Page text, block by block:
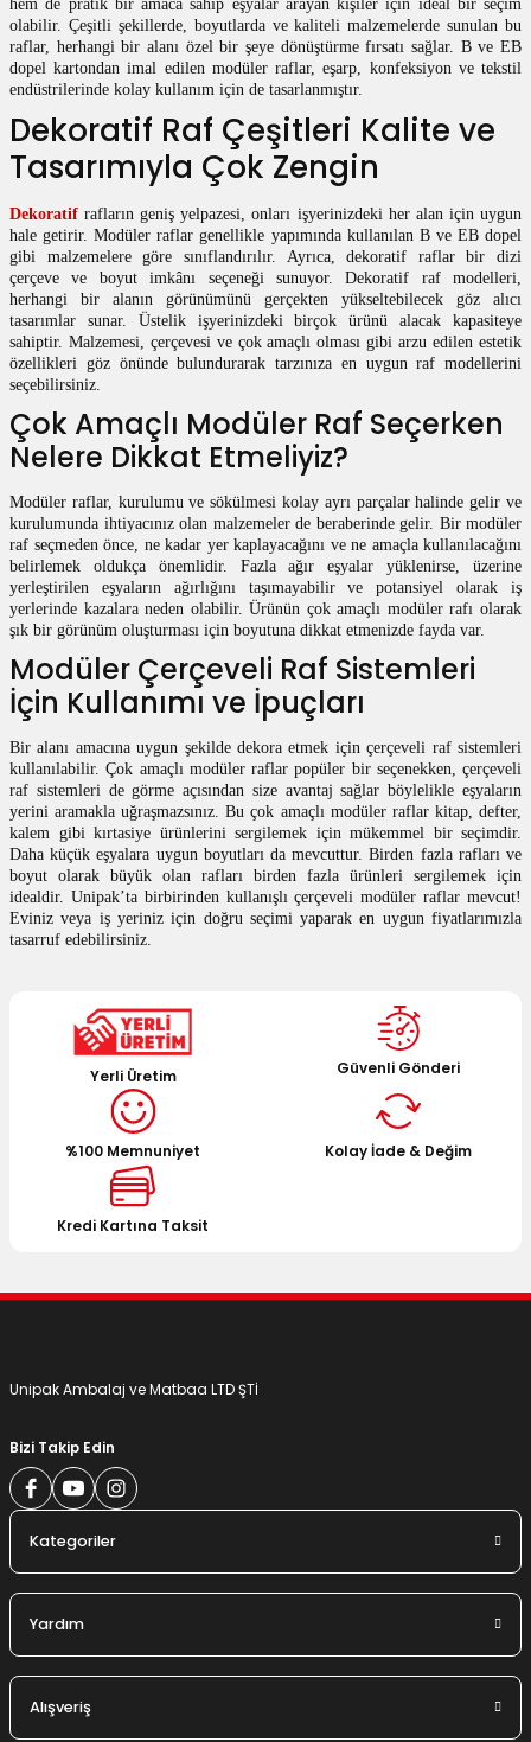
hem de pratik bir amaca sahip eşyalar arayan kişiler için ideal bir seçim
olabilir. Çeşitli şekillerde, boyutlarda ve kaliteli malzemelerde sunulan bu
raflar, herhangi bir alanı özel bir şeye dönüştürme fırsatı sağlar. B ve EB
dopel kartondan imal edilen modüler raflar, eşarp, konfeksiyon ve tekstil
endüstrilerinde kolay kullanım için de tasarlanmıştır.
Dekoratif Raf Çeşitleri Kalite ve
Tasarımıyla Çok Zengin
Dekoratifrafların geniş yelpazesi, onları işyerinizdeki her alan için uygun
hale getirir. Modüler raflar genellikle yapımında kullanılan B ve EB dopel
gibi malzemelere göre sınıflandırılır. Ayrıca, dekoratif raflar bir dizi
çerçeve ve boyut imkânı seçeneği sunuyor. Dekoratif raf modelleri,
herhangi bir alanın görünümünü gerçekten yükseltebilecek göz alıcı
tasarımlar sunar. Üstelik işyerinizdeki birçok ürünü alacak kapasiteye
sahiptir. Malzemesi, çerçevesi ve çok amaçlı olması gibi arzu edilen estetik
özellikleri göz önünde bulundurarak tarzınıza en uygun raf modellerini
seçebilirsiniz.
Çok Amaçlı Modüler Raf Seçerken
Nelere Dikkat Etmeliyiz?
Modüler raflar, kurulumu ve sökülmesi kolay ayrı parçalar halinde gelir ve
kurulumunda ihtiyacınız olan malzemeler de beraberinde gelir. Bir modüler
raf seçmeden önce, ne kadar yer kaplayacağını ve ne amaçla kullanılacağını
belirlemek oldukça önemlidir. Fazla ağır eşyalar yüklenirse, üzerine
yerleştirilen eşyaların ağırlığını taşımayabilir ve potansiyel olarak iş
yerlerinde kazalara neden olabilir. Ürünün çok amaçlı modüler rafı olarak
şık bir görünüm oluşturması için boyutuna dikkat etmenizde fayda var.
Modüler Çerçeveli Raf Sistemleri
İçin Kullanımı ve İpuçları
Bir alanı amacına uygun şekilde dekora etmek için çerçeveli raf sistemleri
kullanılabilir. Çok amaçlı modüler raflar popüler bir seçenekken, çerçeveli
raf sistemleri de görme açısından size avantaj sağlar böylelikle eşyaların
yerini aramakla uğraşmazsınız. Bu çok amaçlı modüler raflar kitap, defter,
kalem gibi kırtasiye ürünlerini sergilemek için mükemmel bir seçimdir.
Daha küçük eşyalara uygun boyutları da mevcuttur. Birden fazla rafları ve
boyut olarak büyük olan rafları birden fazla ürünleri sergilemek için
idealdir. Unipak’ta birbirinden kullanışlı çerçeveli modüler raflar mevcut!
Eviniz veya iş yeriniz için doğru seçimi yaparak en uygun fiyatlarımızla
tasarruf edebilirsiniz.
Yerli Üretim Güvenli Gönderi
%100 Memnuniyet Kolay İade & Değim
Kredi Kartına Taksit
Unipak Ambalaj ve Matbaa LTD ŞTİ
Bizi Takip Edin
Kategoriler
Yardım
Alışveriş